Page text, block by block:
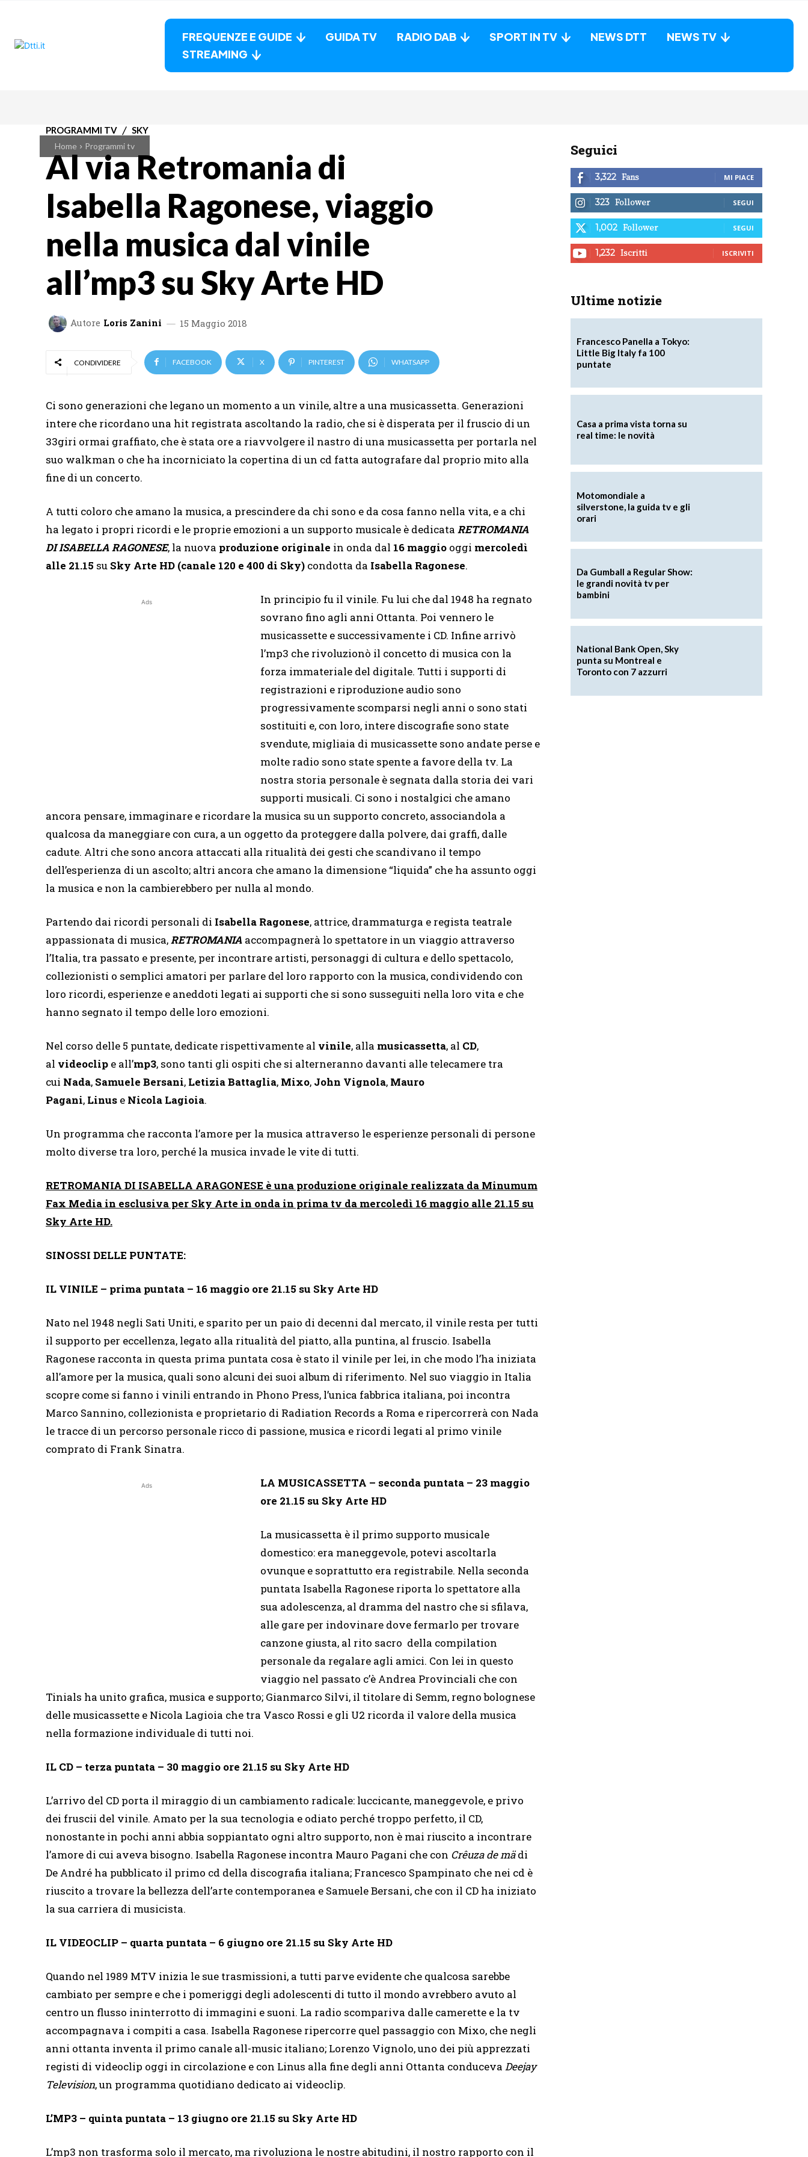
FREQUENZE E GUIDE GUIDA TV RADIO DAB SPORT IN TV NEWS DTT
NEWS TV
STREAMING
Home Programmi tv
PROGRAMMI TV SKY
Al via Retromania di
Isabella Ragonese, viaggio
nella musica dal vinile
all’mp3 su Sky Arte HD
Autore Loris Zanini 15 Maggio 2018
CONDIVIDERE FACEBOOK X PINTEREST WHATSAPP
Ci sono generazioni che legano un momento a un vinile, altre a una musicassetta. Generazioni
intere che ricordano una hit registrata ascoltando la radio, che si è disperata per il fruscio di un
33giri ormai graffiato, che è stata ore a riavvolgere il nastro di una musicassetta per portarla nel
suo walkman o che ha incorniciato la copertina di un cd fatta autografare dal proprio mito alla
fine di un concerto.
A tutti coloro che amano la musica, a prescindere da chi sono e da cosa fanno nella vita, e a chi
ha legato i propri ricordi e le proprie emozioni a un supporto musicale è dedicata RETROMANIA
DI ISABELLA RAGONESE, la nuova produzione originale in onda dal 16 maggio oggi mercoledì
alle 21.15 su Sky Arte HD (canale 120 e 400 di Sky) condotta da Isabella Ragonese.
Ads
In principio fu il vinile. Fu lui che dal 1948 ha regnato
sovrano fino agli anni Ottanta. Poi vennero le
musicassette e successivamente i CD. Infine arrivò
l’mp3 che rivoluzionò il concetto di musica con la
forza immateriale del digitale. Tutti i supporti di
registrazioni e riproduzione audio sono
progressivamente scomparsi negli anni o sono stati
sostituiti e, con loro, intere discografie sono state
svendute, migliaia di musicassette sono andate perse e
molte radio sono state spente a favore della tv. La
nostra storia personale è segnata dalla storia dei vari
supporti musicali. Ci sono i nostalgici che amano
ancora pensare, immaginare e ricordare la musica su un supporto concreto, associandola a
qualcosa da maneggiare con cura, a un oggetto da proteggere dalla polvere, dai graffi, dalle
cadute. Altri che sono ancora attaccati alla ritualità dei gesti che scandivano il tempo
dell’esperienza di un ascolto; altri ancora che amano la dimensione “liquida” che ha assunto oggi
la musica e non la cambierebbero per nulla al mondo.
Partendo dai ricordi personali di Isabella Ragonese, attrice, drammaturga e regista teatrale
appassionata di musica,RETROMANIA accompagnerà lo spettatore in un viaggio attraverso
l’Italia, tra passato e presente, per incontrare artisti, personaggi di cultura e dello spettacolo,
collezionisti o semplici amatori per parlare del loro rapporto con la musica, condividendo con
loro ricordi, esperienze e aneddoti legati ai supporti che si sono susseguiti nella loro vita e che
hanno segnato il tempo delle loro emozioni.
Nel corso delle 5 puntate, dedicate rispettivamente al vinile, alla musicassetta, al CD,
al videoclip e all’mp3, sono tanti gli ospiti che si alterneranno davanti alle telecamere tra
cui Nada, Samuele Bersani, Letizia Battaglia, Mixo, John Vignola, Mauro
Pagani, Linus e Nicola Lagioia.
Un programma che racconta l’amore per la musica attraverso le esperienze personali di persone
molto diverse tra loro, perché la musica invade le vite di tutti.
RETROMANIA DI ISABELLA ARAGONESE è una produzione originale realizzata da Minumum
Fax Media in esclusiva per Sky Arte in onda in prima tv da mercoledì 16 maggio alle 21.15 su
Sky Arte HD.
SINOSSI DELLE PUNTATE:
IL VINILE – prima puntata – 16 maggio ore 21.15 su Sky Arte HD
Nato nel 1948 negli Sati Uniti, e sparito per un paio di decenni dal mercato, il vinile resta per tutti
il supporto per eccellenza, legato alla ritualità del piatto, alla puntina, al fruscio. Isabella
Ragonese racconta in questa prima puntata cosa è stato il vinile per lei, in che modo l’ha iniziata
all’amore per la musica, quali sono alcuni dei suoi album di riferimento. Nel suo viaggio in Italia
scopre come si fanno i vinili entrando in Phono Press, l’unica fabbrica italiana, poi incontra
Marco Sannino, collezionista e proprietario di Radiation Records a Roma e ripercorrerà con Nada
le tracce di un percorso personale ricco di passione, musica e ricordi legati al primo vinile
comprato di Frank Sinatra.
Ads
LA MUSICASSETTA – seconda puntata – 23 maggio
ore 21.15 su Sky Arte HD
La musicassetta è il primo supporto musicale
domestico: era maneggevole, potevi ascoltarla
ovunque e soprattutto era registrabile. Nella seconda
puntata Isabella Ragonese riporta lo spettatore alla
sua adolescenza, al dramma del nastro che si sfilava,
alle gare per indovinare dove fermarlo per trovare
canzone giusta, al rito sacro della compilation
personale da regalare agli amici. Con lei in questo
viaggio nel passato c’è Andrea Provinciali che con
Tinials ha unito grafica, musica e supporto; Gianmarco Silvi, il titolare di Semm, regno bolognese
delle musicassette e Nicola Lagioia che tra Vasco Rossi e gli U2 ricorda il valore della musica
nella formazione individuale di tutti noi.
IL CD – terza puntata – 30 maggio ore 21.15 su Sky Arte HD
L’arrivo del CD porta il miraggio di un cambiamento radicale: luccicante, maneggevole, e privo
dei fruscii del vinile. Amato per la sua tecnologia e odiato perché troppo perfetto, il CD,
nonostante in pochi anni abbia soppiantato ogni altro supporto, non è mai riuscito a incontrare
l’amore di cui aveva bisogno. Isabella Ragonese incontra Mauro Pagani che con Crêuza de mädi
De André ha pubblicato il primo cd della discografia italiana; Francesco Spampinato che nei cd è
riuscito a trovare la bellezza dell’arte contemporanea e Samuele Bersani, che con il CD ha iniziato
la sua carriera di musicista.
IL VIDEOCLIP – quarta puntata – 6 giugno ore 21.15 su Sky Arte HD
Quando nel 1989 MTV inizia le sue trasmissioni, a tutti parve evidente che qualcosa sarebbe
cambiato per sempre e che i pomeriggi degli adolescenti di tutto il mondo avrebbero avuto al
centro un flusso ininterrotto di immagini e suoni. La radio scompariva dalle camerette e la tv
accompagnava i compiti a casa. Isabella Ragonese ripercorre quel passaggio con Mixo, che negli
anni ottanta inventa il primo canale all-music italiano; Lorenzo Vignolo, uno dei più apprezzati
registi di videoclip oggi in circolazione e con Linus alla fine degli anni Ottanta conduceva Deejay
Television, un programma quotidiano dedicato ai videoclip.
L’MP3 – quinta puntata – 13 giugno ore 21.15 su Sky Arte HD
L’mp3 non trasforma solo il mercato, ma rivoluziona le nostre abitudini, il nostro rapporto con il
Seguici
3,322 Fans MI PIACE
323 Follower SEGUI
1,002 Follower SEGUI
1,232 Iscritti ISCRIVITI
Ultime notizie
Francesco Panella a Tokyo:
Little Big Italy fa 100
puntate
Casa a prima vista torna su
real time: le novità
Motomondiale a
silverstone, la guida tv e gli
orari
Da Gumball a Regular Show:
le grandi novità tv per
bambini
National Bank Open, Sky
punta su Montreal e
Toronto con 7 azzurri